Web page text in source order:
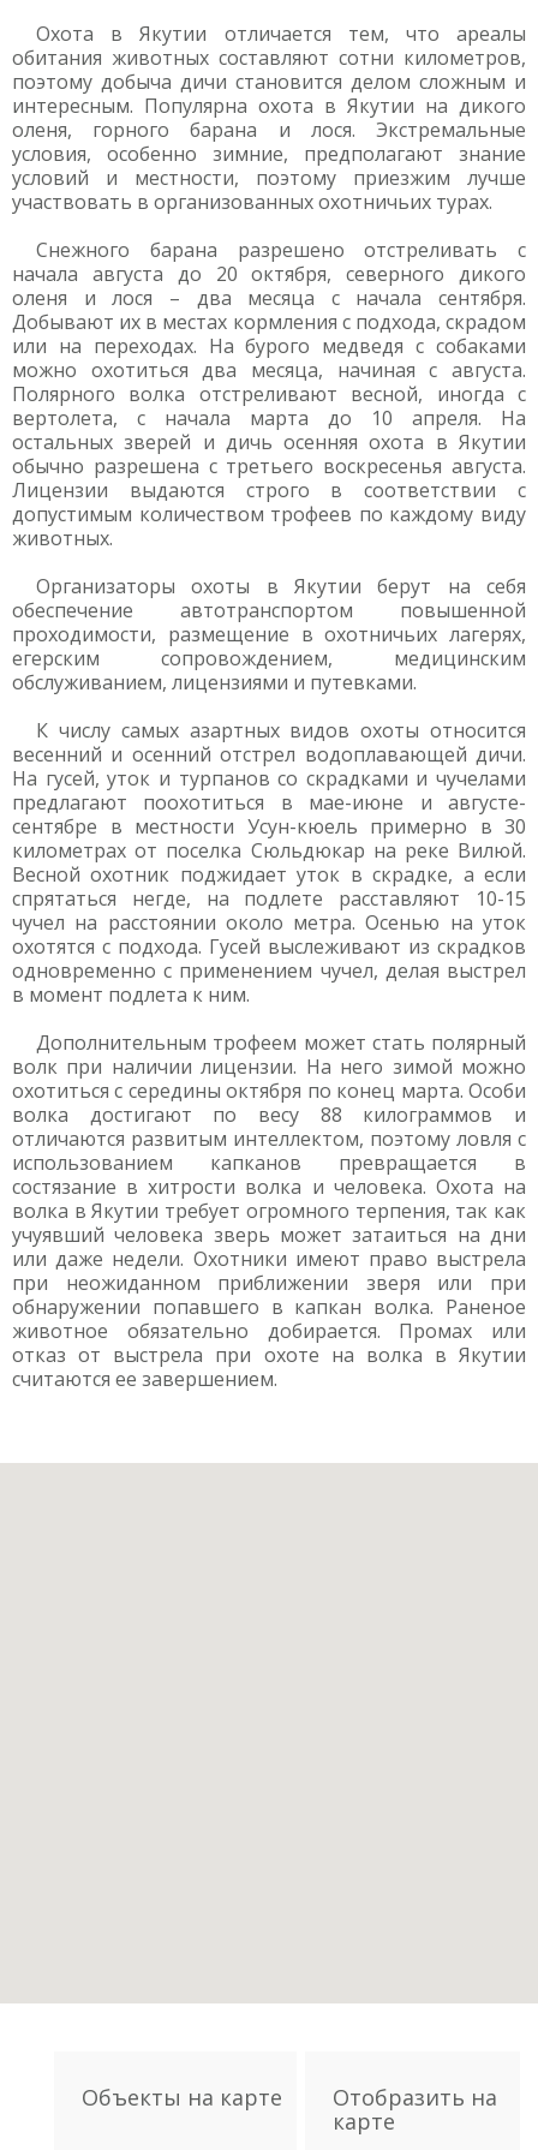
Охота в Якутии отличается тем, что ареалы
обитания животных составляют сотни километров,
поэтому добыча дичи становится делом сложным и
интересным. Популярна охота в Якутии на дикого
оленя, горного барана и лося. Экстремальные
условия, особенно зимние, предполагают знание
условий и местности, поэтому приезжим лучше
участвовать в организованных охотничьих турах.
Снежного барана разрешено отстреливать с
начала августа до 20 октября, северного дикого
оленя и лося – два месяца с начала сентября.
Добывают их в местах кормления с подхода, скрадом
или на переходах. На бурого медведя с собаками
можно охотиться два месяца, начиная с августа.
Полярного волка отстреливают весной, иногда с
вертолета, с начала марта до 10 апреля. На
остальных зверей и дичь осенняя охота в Якутии
обычно разрешена с третьего воскресенья августа.
Лицензии выдаются строго в соответствии с
допустимым количеством трофеев по каждому виду
животных.
Организаторы охоты в Якутии берут на себя
обеспечение автотранспортом повышенной
проходимости, размещение в охотничьих лагерях,
егерским сопровождением, медицинским
обслуживанием, лицензиями и путевками.
К числу самых азартных видов охоты относится
весенний и осенний отстрел водоплавающей дичи.
На гусей, уток и турпанов со скрадками и чучелами
предлагают поохотиться в мае-июне и августе-
сентябре в местности Усун-кюель примерно в 30
километрах от поселка Сюльдюкар на реке Вилюй.
Весной охотник поджидает уток в скрадке, а если
спрятаться негде, на подлете расставляют 10-15
чучел на расстоянии около метра. Осенью на уток
охотятся с подхода. Гусей выслеживают из скрадков
одновременно с применением чучел, делая выстрел
в момент подлета к ним.
Дополнительным трофеем может стать полярный
волк при наличии лицензии. На него зимой можно
охотиться с середины октября по конец марта. Особи
волка достигают по весу 88 килограммов и
отличаются развитым интеллектом, поэтому ловля с
использованием капканов превращается в
состязание в хитрости волка и человека. Охота на
волка в Якутии требует огромного терпения, так как
учуявший человека зверь может затаиться на дни
или даже недели. Охотники имеют право выстрела
при неожиданном приближении зверя или при
обнаружении попавшего в капкан волка. Раненое
животное обязательно добирается. Промах или
отказ от выстрела при охоте на волка в Якутии
считаются ее завершением.
Объекты на карте
Отобразить на
карте